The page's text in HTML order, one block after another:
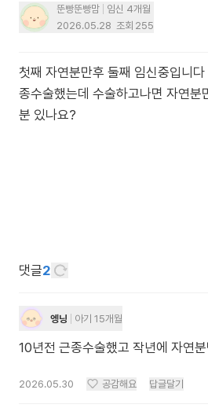
뚠빵뚠빵맘
임신 4개월
2026.05.28 조회 255
첫째 자연분만후 둘째 임신중입니
종수술했는데 수술하고나면 자연분
분 있나요?
댓글2
엥닝 아기 15개월
10년전 근종수술했고 작년에 자연
2026.05.30 공감해요 답글달기